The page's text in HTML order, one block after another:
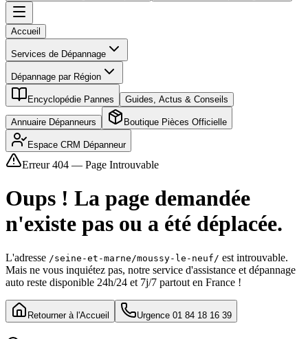
Accueil
Services de Dépannage
Dépannage par Région
Encyclopédie Pannes Guides, Actus & Conseils
Annuaire Dépanneurs Boutique Pièces Officielle
Espace CRM Dépanneur
Erreur 404 — Page Introuvable
Oups ! La page demandée
n'existe pas ou a été déplacée.
L'adresse /seine-et-marne/moussy-le-neuf/ est introuvable.
Mais ne vous inquiétez pas, notre service d'assistance et dépannage
auto reste disponible 24h/24 et 7j/7 partout en France !
Retourner à l'Accueil Urgence 01 84 18 16 39